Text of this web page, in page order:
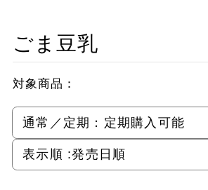
ごま豆乳
対象商品：
通常／定期： 定期購入可能
表示順 :発売日順